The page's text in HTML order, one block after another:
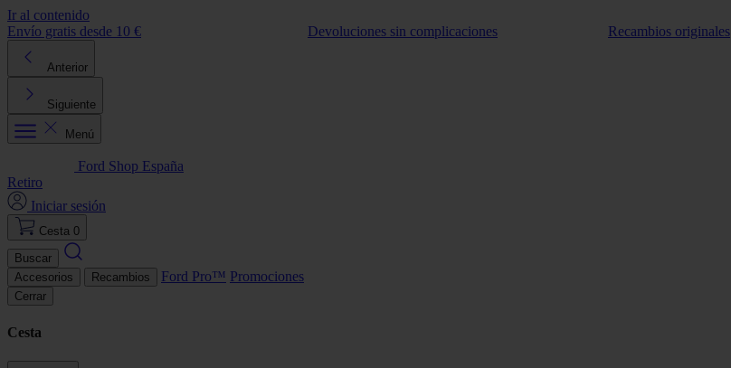
Ir al contenido
Envío gratis desde 10 €
Devoluciones sin complicaciones Recambios originales
Anterior
Siguiente
Menú
Ford Shop España
Retiro
Iniciar sesión
Cesta 0
Buscar
Accesorios
Recambios Ford Pro™ Promociones
Cerrar
Cesta